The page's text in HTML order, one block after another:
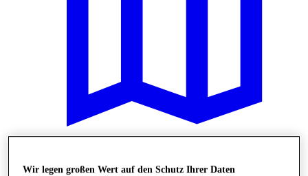
Plane Deinen Besuch
Wir legen großen Wert auf den Schutz Ihrer Daten